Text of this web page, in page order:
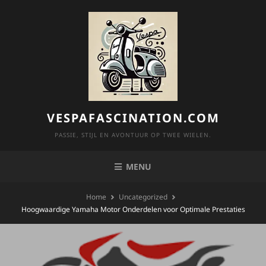
VESPAFASCINATION.COM
PASSIE, STIJL EN AVONTUUR OP TWEE WIELEN.
MENU
Home
Uncategorized
Hoogwaardige Yamaha Motor Onderdelen voor Optimale Prestaties